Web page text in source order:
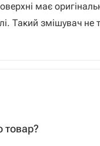
має
Такий змішувач не
товар?